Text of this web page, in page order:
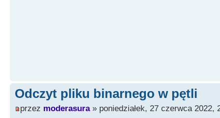
Odczyt pliku binarnego w pętli
przez moderasura» poniedziałek, 27 czerwca 2022,